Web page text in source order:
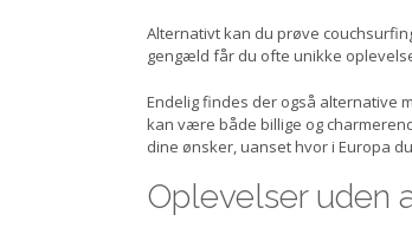
Alternativt kan du prøve
gengæld får du ofte unikke
Endelig findes der også alternative
kan være både billige og
dine ønsker, uanset hvor i Europa
Oplevelser uden